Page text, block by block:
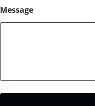
Message